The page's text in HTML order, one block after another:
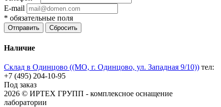
E-mail
* обязательные поля
Отправить Сбросить
Наличие
Склад в Одинцово ((МО, г. Одинцово, ул. Западная 9/10)) тел:
+7 (495) 204-10-95
Под заказ
2026 © ИРТЕХ ГРУПП - комплексное оснащение
лаборатории